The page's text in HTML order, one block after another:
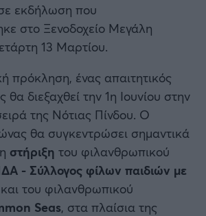
Γιουνάιτεντ
Σίτι
εκδήλωση που
στο Ξενοδοχείο Μεγάλη
13 Μαρτίου.
πρόκληση, ένας απαιτητικός
διεξαχθεί την 1η Ιουνίου στην
της Νότιας Πίνδου. Ο
θα συγκεντρώσει σημαντικά
στήριξη του φιλανθρωπικού
- Σύλλογος φίλων παιδιών με
του φιλανθρωπικού
Seas, στα πλαίσια της